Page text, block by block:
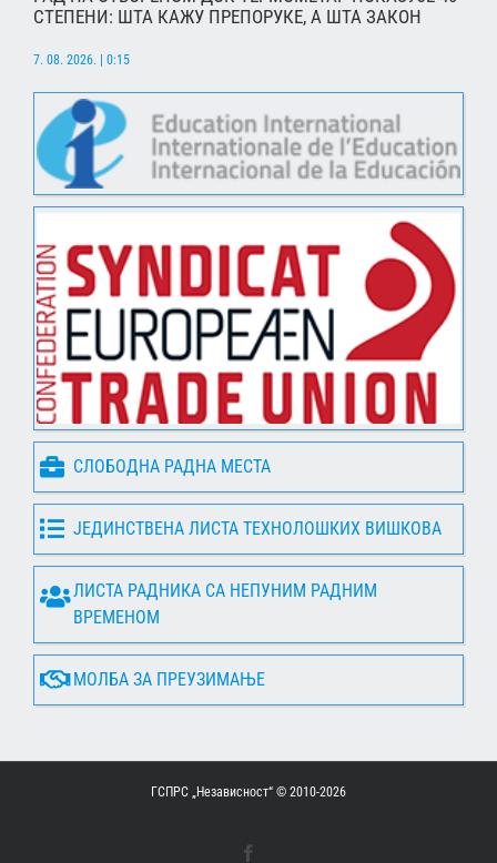
СТЕПЕНИ: ШТА КАЖУ ПРЕПОРУКЕ, А ШТА ЗАКОН
7. 08. 2026. | 0:15
СЛОБОДНА РАДНА МЕСТА
ЈЕДИНСТВЕНА ЛИСТА ТЕХНОЛОШКИХ ВИШКОВА
ЛИСТА РАДНИКА СА НЕПУНИМ РАДНИМ
ВРЕМЕНОМ
МОЛБА ЗА ПРЕУЗИМАЊЕ
ГСПРС „Независност“ © 2010-2026